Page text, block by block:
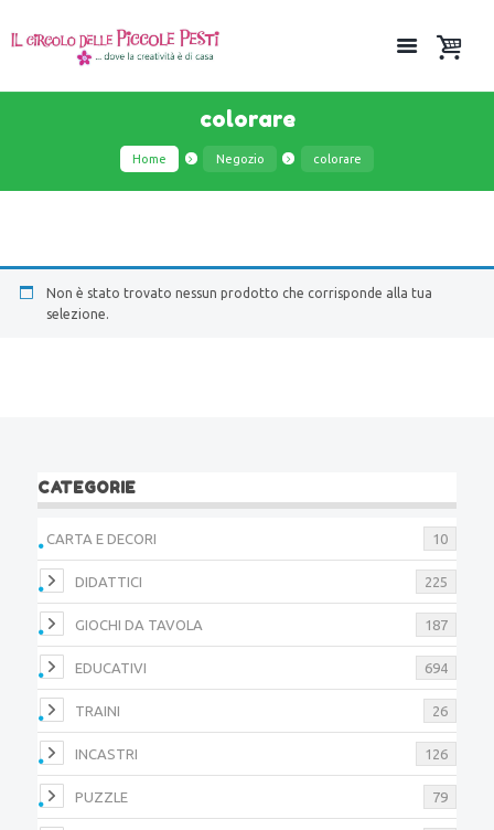
colorare
Home Negozio colorare
Non è stato trovato nessun prodotto che corrisponde alla tua
selezione.
CATEGORIE
CARTA E DECORI 10
DIDATTICI 225
GIOCHI DA TAVOLA 187
EDUCATIVI 694
TRAINI 26
INCASTRI 126
PUZZLE 79